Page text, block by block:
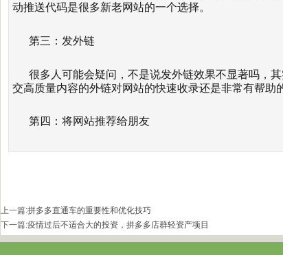
动推送代码是很多新老网站的一个选择。
第三：发外链
很多人可能会疑问，不是说发外链效果不显著吗，
交高质量内容的外链对网站的快速收录还是非常有帮助
第四：将网站推荐给朋友
上一篇:拼多多直通车的重要性和优化技巧
下一篇:疫情过后不适合大的投资，拼多多店群轻资产项目